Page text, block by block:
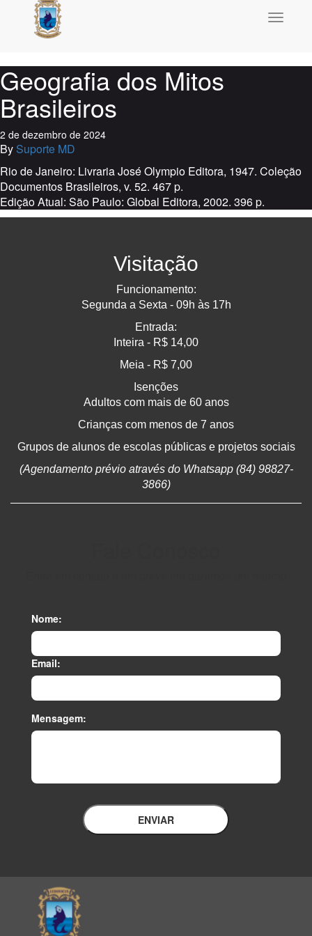
Toggle
Geografia dos Mitos
Brasileiros
2 de dezembro de 2024
By Suporte MD
Rio de Janeiro: Livraria José Olympio Editora, 1947. Coleção
Documentos Brasileiros, v. 52. 467 p.
Edição Atual: São Paulo: Global Editora, 2002. 396 p.
Visitação
Funcionamento:
Segunda a Sexta - 09h às 17h
Entrada:
Inteira - R$ 14,00
Meia - R$ 7,00
Isenções
Adultos com mais de 60 anos
Crianças com menos de 7 anos
Grupos de alunos de escolas públicas e projetos sociais
(Agendamento prévio através do Whatsapp (84) 98827-
3866)
Nome:
Email:
Mensagem:
ENVIAR